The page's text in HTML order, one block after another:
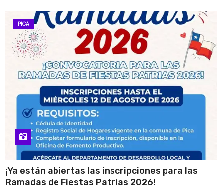
PICA
¡Ya están abiertas las inscripciones para las
Ramadas de Fiestas Patrias 2026!